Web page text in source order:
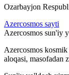
Ozarbayjon
Azercosmos sayti
Azercosmos sun'iy
Azercosmos
aloqasi, masofadan